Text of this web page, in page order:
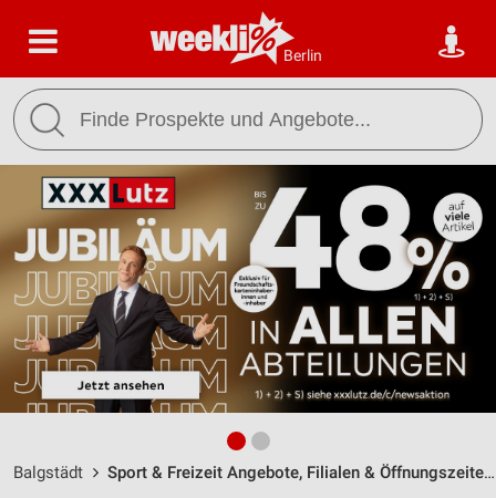
Berlin
Balgstädt Sport & Freizeit Angebote, Filialen & Öffnungszeiten